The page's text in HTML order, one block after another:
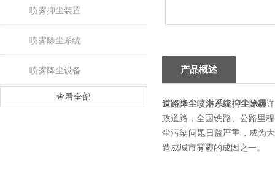
喷雾抑尘装置
喷雾除尘系统
喷雾降尘设备
查看全部
产品概述
道路降尘喷淋系统抑尘除霾
政道路，全国铁路、公路里
尘污染问题日益严重，成为
造成城市雾霾的成因之一。